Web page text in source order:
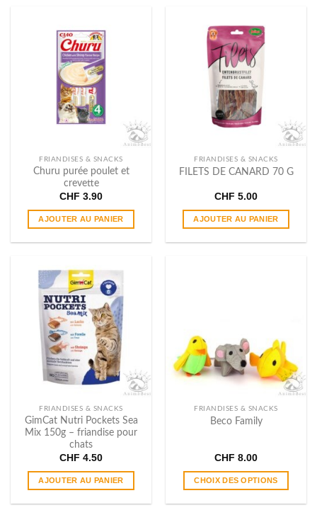
FRIANDISES & SNACKS
Churu purée poulet et
crevette
CHF 3.90
AJOUTER AU PANIER
FRIANDISES & SNACKS
FILETS DE CANARD 70 G
CHF 5.00
AJOUTER AU PANIER
FRIANDISES & SNACKS
GimCat Nutri Pockets Sea
Mix 150g – friandise pour
chats
CHF 4.50
AJOUTER AU PANIER
FRIANDISES & SNACKS
Beco Family
CHF 8.00
CHOIX DES OPTIONS